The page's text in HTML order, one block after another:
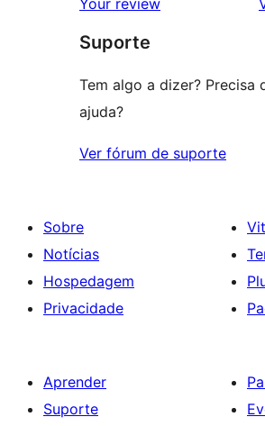
com
1
Your review
Suporte
Tem algo a dizer? Precisa
ajuda?
Ver fórum de suporte
Sobre
Notícias
Hospedagem
Privacidade
Aprender
Suporte